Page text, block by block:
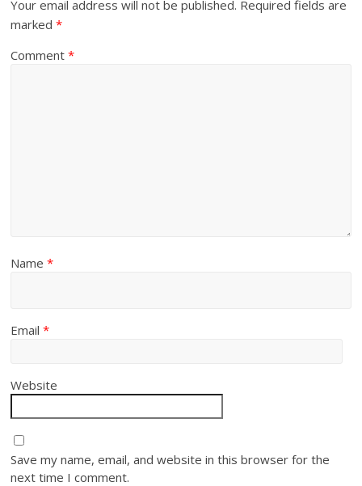
Your email address will not be published. Required fields are
marked*
Comment*
Name*
Email*
Website
Save my name, email, and website in this browser for the
next time I comment.